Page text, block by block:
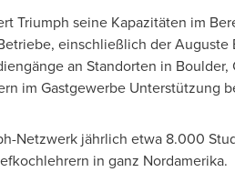
Triumph seine Kapazitäten im
einschließlich der
an Standorten in
im Gastgewerbe Unterstützung
Netzwerk jährlich etwa 8.000
in ganz Nordamerika.